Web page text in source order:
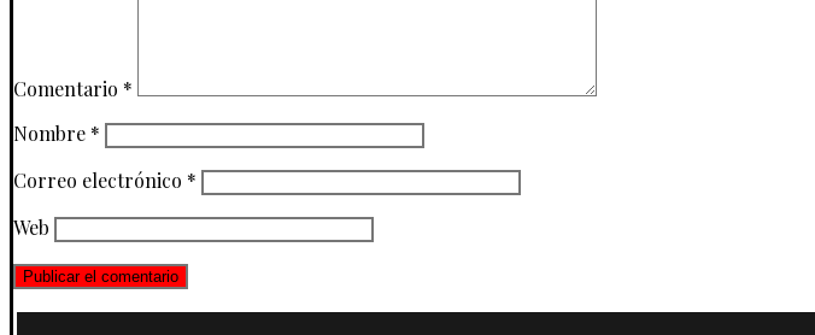
Comentario *
Nombre *
Correo electrónico *
Web